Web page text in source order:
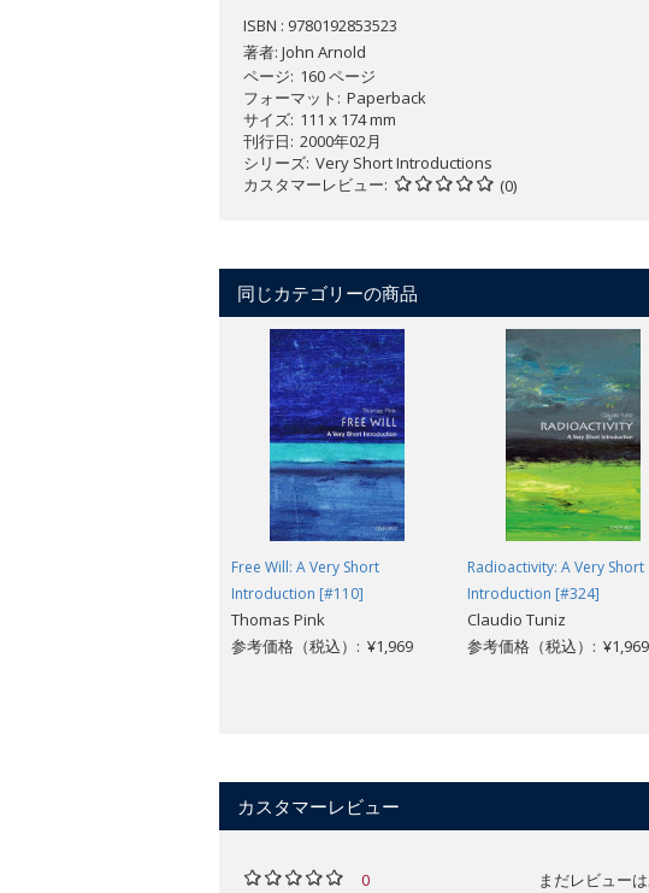
reader a sense of the excitement of discovering not
ISBN : 9780192853523
著者: John Arnold
ページ 160 ページ
フォーマット
Paperback
サイズ 111 x 174 mm
刊行日 2000年02月
シリーズ Very Short Introductions
カスタマーレビュー
(0)
同じカテゴリーの商品
Free Will: A Very Short
Introduction [#110]
Thomas Pink
参考価格（税込）: ¥1,969
Radioactivity: A Very Short
Introduction [#324]
Claudio Tuniz
参考価格（税込）: ¥1,969
カスタマーレビュー
0
まだレビュー